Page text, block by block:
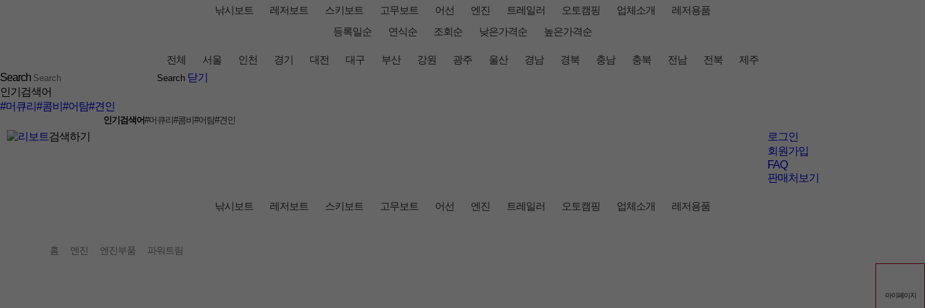
낚시보트 레저보트 스키보트 고무보트 어선 엔진 트레일러 오토캠핑 업체소개
레저용품
등록일순
연식순 조회순 낮은가격순 높은가격순
전체 서울 인천 경기 대전 대구 부산 강원 광주 울산 경남 경북 충남 충북 전남 전북
제주
Search
닫기
인기검색어
#머큐리 #콤비 #어탐#견인
인기검색어#머큐리 #콤비 #어탐#견인
검색하기
로그인
회원가입
FAQ
판매처보기
낚시보트 레저보트 스키보트 고무보트 어선 엔진 트레일러 오토캠핑 업체소개 레저용품
홈 엔진 엔진부품 파워트림
4567
마이페이지